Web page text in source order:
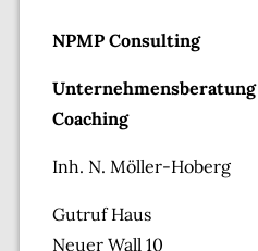
NPMP Consulting
Coaching
Inh. N. Möller-Hoberg
Gutruf Haus
Neuer Wall 10